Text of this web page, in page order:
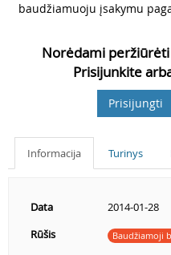
baudžiamuoju įsakymu
Norėdami
Prisijunkite
Prisijungti
Informacija Turinys
Data
2014-01-28
Rūšis
Baudžiamoji